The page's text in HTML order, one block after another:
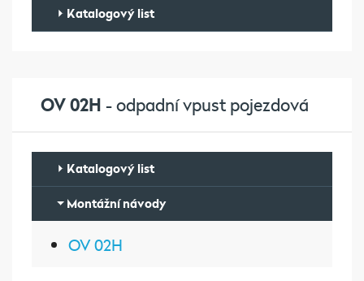
Katalogový list
OV 02H - odpadní vpust pojezdová
Katalogový list
Montážní návody
OV 02H